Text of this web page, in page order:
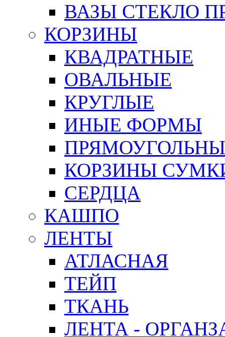
ВАЗЫ СТЕКЛО
КОРЗИНЫ
КВАДРАТНЫЕ
ОВАЛЬНЫЕ
КРУГЛЫЕ
ИНЫЕ ФОРМЫ
КОРЗИНЫ
СЕРДЦА
КАШПО
ЛЕНТЫ
АТЛАСНАЯ
ТЕЙП
ТКАНЬ
ЛЕНТА -